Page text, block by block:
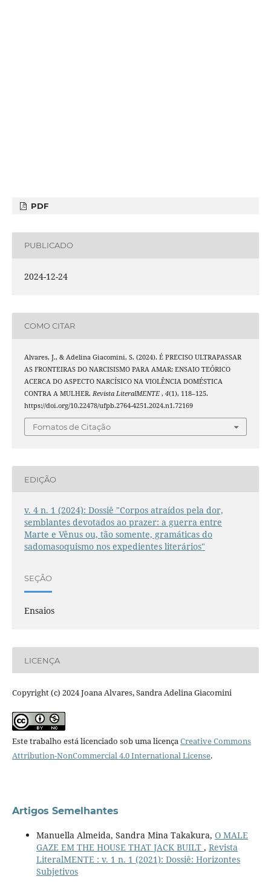
PDF
PUBLICADO
2024-12-24
COMO CITAR
Alvares, J., & Adelina Giacomini, S. (2024). É PRECISO ULTRAPASSAR
AS FRONTEIRAS DO NARCISISMO PARA AMAR: ENSAIO TEÓRICO
ACERCA DO ASPECTO NARCÍSICO NA VIOLÊNCIA DOMÉSTICA
CONTRA A MULHER. Revista LiteralMENTE , 4(1), 118–125.
https://doi.org/10.22478/ufpb.2764-4251.2024.n1.72169
Fomatos de Citação
EDIÇÃO
v. 4 n. 1 (2024): Dossiê "Corpos atraídos pela dor,
semblantes devotados ao prazer: a guerra entre
Marte e Vênus ou, tão somente, gramáticas do
sadomasoquismo nos expedientes literários"
SEÇÃO
Ensaios
LICENÇA
Copyright (c) 2024 Joana Alvares, Sandra Adelina Giacomini
Este trabalho está licenciado sob uma licençaCreative Commons
Attribution-NonCommercial 4.0 International License.
Artigos Semelhantes
Manuella Almeida, Sandra Mina Takakura, O MALE
GAZE EM THE HOUSE THAT JACK BUILT , Revista
LiteralMENTE : v. 1 n. 1 (2021): Dossiê: Horizontes
Subjetivos